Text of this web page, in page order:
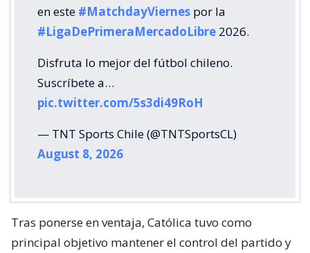
en este #MatchdayViernes por la
#LigaDePrimeraMercadoLibre 2026.
Disfruta lo mejor del fútbol chileno.
Suscríbete a…
pic.twitter.com/5s3di49RoH
— TNT Sports Chile (@TNTSportsCL)
August 8, 2026
Tras ponerse en ventaja, Católica tuvo como
principal objetivo mantener el control del partido y